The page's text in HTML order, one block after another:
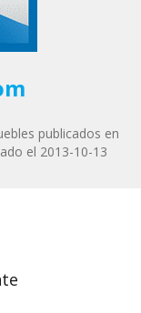
publicados en
el 2013-10-13